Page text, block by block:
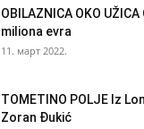
OBILAZNICA OKO
miliona evra
11. март 2022.
TOMETINO POLJE Iz
Zoran Đukić